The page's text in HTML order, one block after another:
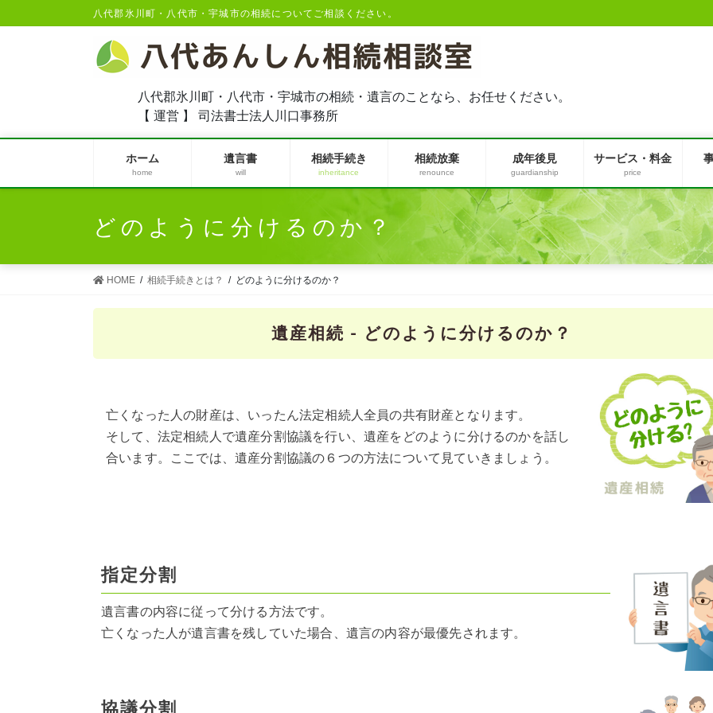
八代郡氷川町・八代市・宇城市の相続についてご相談ください。
八代郡氷川町・八代市・宇城市の相続・遺言のことなら、お任せください。
【 運営 】 司法書士法人川口事務所
ホーム
home
遺言書
will
相続手続き
inheritance
相続放棄
renounce
成年後見
guardianship
サービス・料金
price
どのように分けるのか？
HOME 相続手続きとは？ どのように分けるのか？
遺産相続 - どのように分けるのか？
亡くなった人の財産は、いったん法定相続人全員の共有財産となります。
そして、法定相続人で遺産分割協議を行い、遺産をどのように分けるのかを話し
合います。ここでは、遺産分割協議の６つの方法について見ていきましょう。
指定分割
遺言書の内容に従って分ける方法です。
亡くなった人が遺言書を残していた場合、遺言の内容が最優先されます。
協議分割